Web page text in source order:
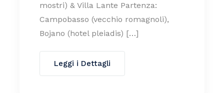
mostri) & Villa Lante Partenza:
Campobasso (vecchio romagnoli),
Bojano (hotel pleiadis) […]
Leggi i Dettagli